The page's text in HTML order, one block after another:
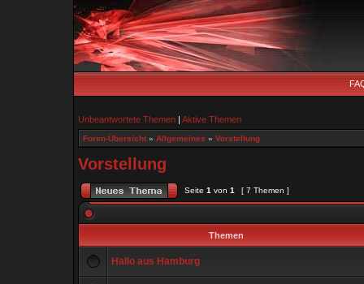
Unbeantwortete Themen | Aktive Themen
Foren-Übersicht » Allgemeines » Vorstellung
Vorstellung
Seite 1 von 1 [ 7 Themen ]
Themen
Hallo aus Hamburg